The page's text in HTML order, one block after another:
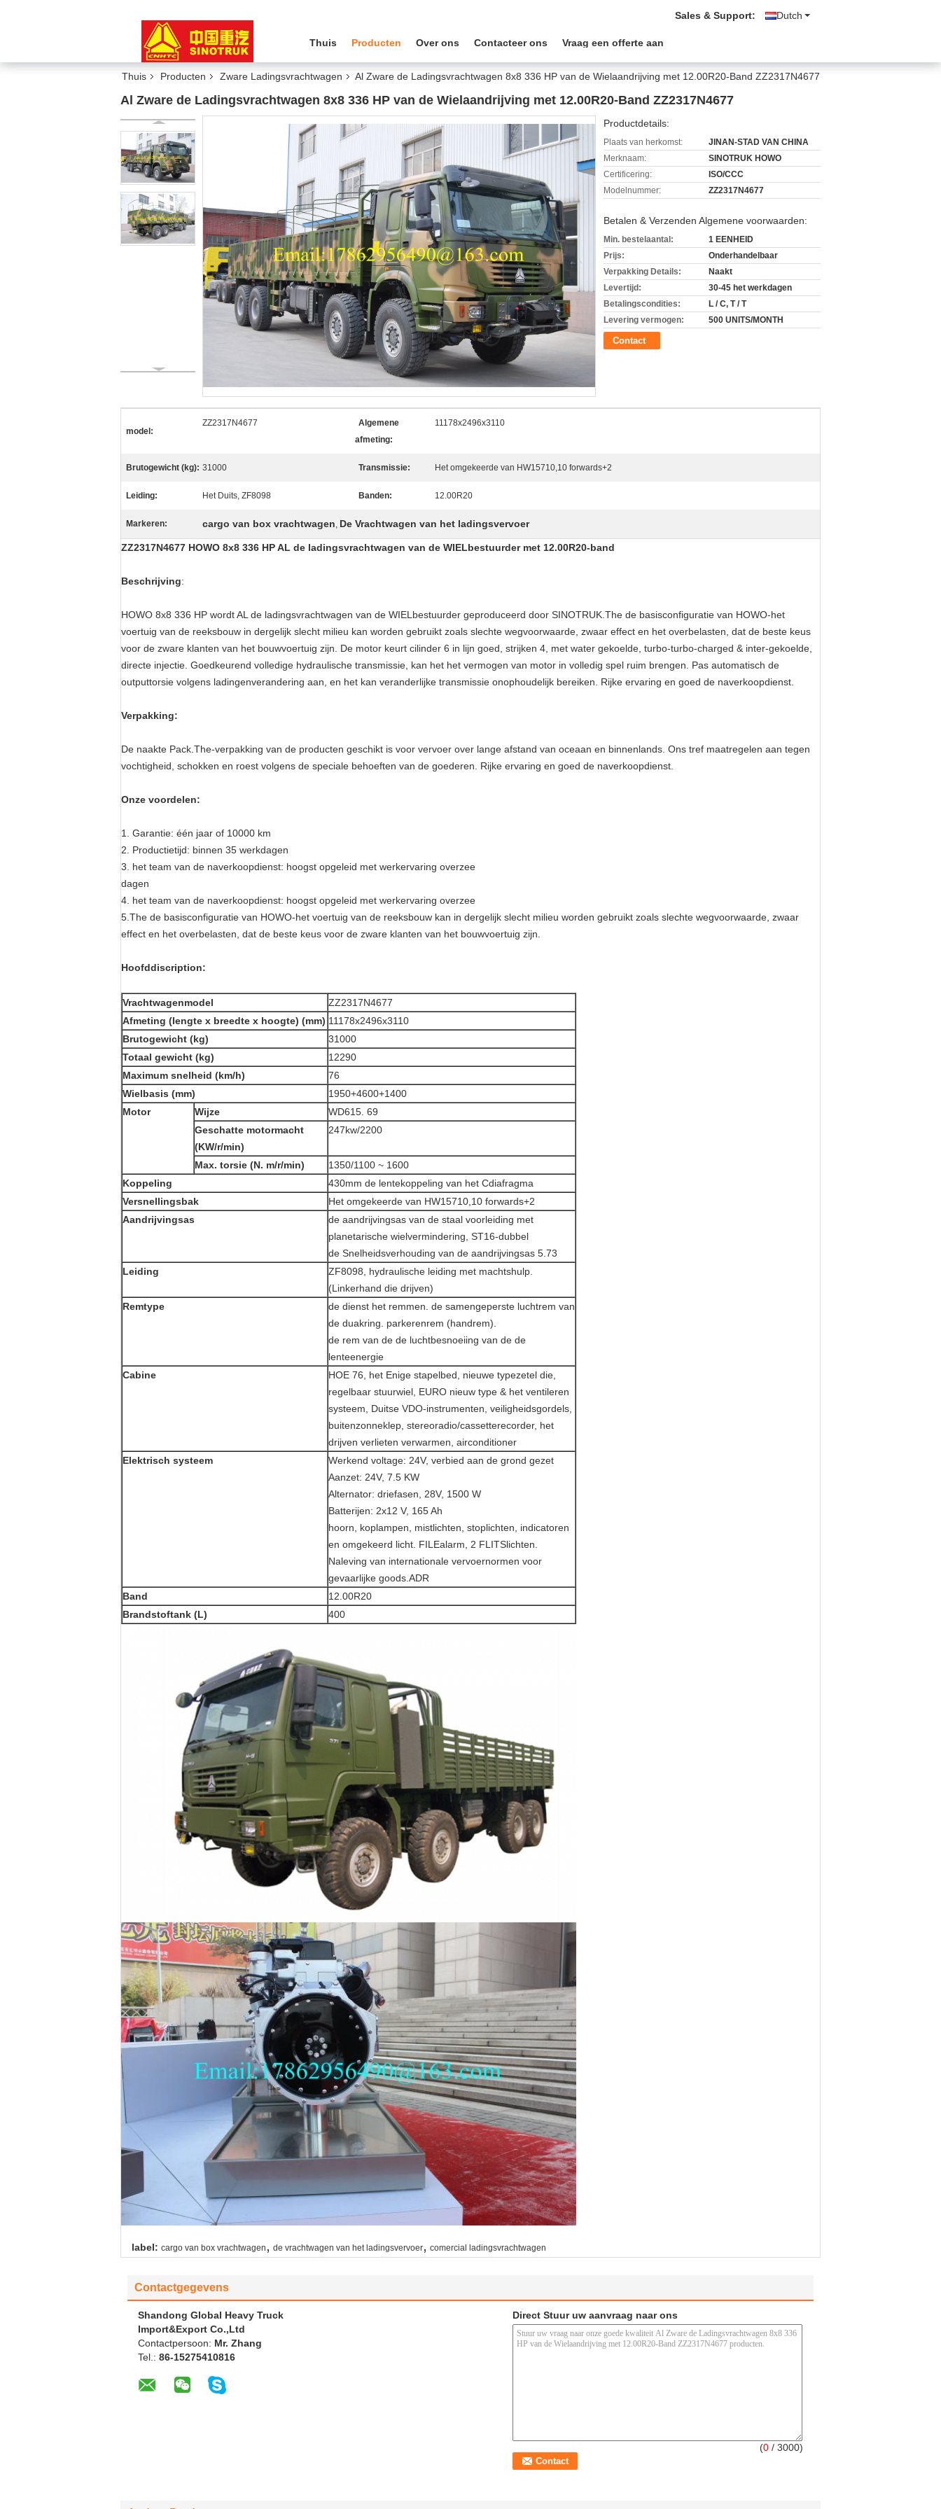
Dutch
Sales & Support:
Thuis Producten Over ons Contacteer ons Vraag een offerte aan
Thuis Producten Zware Ladingsvrachtwagen Al Zware de Ladingsvrachtwagen 8x8 336 HP van de Wielaandrijving met 12.00R20-Band ZZ2317N4677
Al Zware de Ladingsvrachtwagen 8x8 336 HP van de Wielaandrijving met 12.00R20-Band ZZ2317N4677
Productdetails:
Plaats van herkomst:
JINAN-STAD VAN CHINA
Merknaam:
SINOTRUK HOWO
Certificering:
ISO/CCC
Modelnummer:
ZZ2317N4677
Betalen & Verzenden Algemene voorwaarden:
Min. bestelaantal:
1 EENHEID
Prijs:
Onderhandelbaar
Verpakking Details:
Naakt
Levertijd:
30-45 het werkdagen
Betalingscondities:
L / C, T / T
Levering vermogen:
500 UNITS/MONTH
Contact
model:
ZZ2317N4677
Algemene
afmeting:
11178x2496x3110
Brutogewicht (kg): 31000 Transmissie: Het omgekeerde van HW15710,10 forwards+2
Leiding: Het Duits, ZF8098 Banden: 12.00R20
Markeren: cargo van box vrachtwagen, De Vrachtwagen van het ladingsvervoer
ZZ2317N4677 HOWO 8x8 336 HP AL de ladingsvrachtwagen van de WIELbestuurder met 12.00R20-band
Beschrijving:
HOWO 8x8 336 HP wordt AL de ladingsvrachtwagen van de WIELbestuurder geproduceerd door SINOTRUK.The de basisconfiguratie van HOWO-het
voertuig van de reeksbouw in dergelijk slecht milieu kan worden gebruikt zoals slechte wegvoorwaarde, zwaar effect en het overbelasten, dat de beste keus
voor de zware klanten van het bouwvoertuig zijn. De motor keurt cilinder 6 in lijn goed, strijken 4, met water gekoelde, turbo-turbo-charged & inter-gekoelde,
directe injectie. Goedkeurend volledige hydraulische transmissie, kan het het vermogen van motor in volledig spel ruim brengen. Pas automatisch de
outputtorsie volgens ladingenverandering aan, en het kan veranderlijke transmissie onophoudelijk bereiken. Rijke ervaring en goed de naverkoopdienst.
Verpakking:
De naakte Pack.The-verpakking van de producten geschikt is voor vervoer over lange afstand van oceaan en binnenlands. Ons tref maatregelen aan tegen
vochtigheid, schokken en roest volgens de speciale behoeften van de goederen. Rijke ervaring en goed de naverkoopdienst.
Onze voordelen:
1. Garantie: één jaar of 10000 km
2. Productietijd: binnen 35 werkdagen
3. het team van de naverkoopdienst: hoogst opgeleid met werkervaring overzee
dagen
4. het team van de naverkoopdienst: hoogst opgeleid met werkervaring overzee
5.The de basisconfiguratie van HOWO-het voertuig van de reeksbouw kan in dergelijk slecht milieu worden gebruikt zoals slechte wegvoorwaarde, zwaar
effect en het overbelasten, dat de beste keus voor de zware klanten van het bouwvoertuig zijn.
Hoofddiscription:
Vrachtwagenmodel
ZZ2317N4677
Afmeting (lengte x breedte x hoogte) (mm) 11178x2496x3110
Brutogewicht (kg)
31000
Totaal gewicht (kg)
12290
Maximum snelheid (km/h)
76
Wielbasis (mm)
1950+4600+1400
Motor
Wijze
WD615. 69
Geschatte motormacht
(KW/r/min)
247kw/2200
Max. torsie (N. m/r/min)
1350/1100 ~ 1600
Koppeling
430mm de lentekoppeling van het Cdiafragma
Versnellingsbak
Het omgekeerde van HW15710,10 forwards+2
Aandrijvingsas
de aandrijvingsas van de staal voorleiding met
planetarische wielvermindering, ST16-dubbel
de Snelheidsverhouding van de aandrijvingsas 5.73
Leiding
ZF8098, hydraulische leiding met machtshulp.
(Linkerhand die drijven)
Remtype
de dienst het remmen. de samengeperste luchtrem van
de duakring. parkerenrem (handrem).
de rem van de de luchtbesnoeiing van de de
lenteenergie
Cabine
HOE 76, het Enige stapelbed, nieuwe typezetel die,
regelbaar stuurwiel, EURO nieuw type & het ventileren
systeem, Duitse VDO-instrumenten, veiligheidsgordels,
buitenzonneklep, stereoradio/cassetterecorder, het
drijven verlieten verwarmen, airconditioner
Elektrisch systeem
Werkend voltage: 24V, verbied aan de grond gezet
Aanzet: 24V, 7.5 KW
Alternator: driefasen, 28V, 1500 W
Batterijen: 2x12 V, 165 Ah
hoorn, koplampen, mistlichten, stoplichten, indicatoren
en omgekeerd licht. FILEalarm, 2 FLITSlichten.
Naleving van internationale vervoernormen voor
gevaarlijke goods.ADR
Band
12.00R20
Brandstoftank (L)
400
label: cargo van box vrachtwagen , de vrachtwagen van het ladingsvervoer, comercial ladingsvrachtwagen
Contactgegevens
Shandong Global Heavy Truck
Import&Export Co.,Ltd
Contactpersoon: Mr. Zhang
Tel.: 86-15275410816
Direct Stuur uw aanvraag naar ons
(0 / 3000)